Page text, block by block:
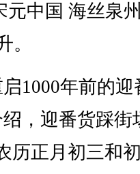
元中国 海丝泉
。
年前的迎
，迎番货踩街
历正月初三和